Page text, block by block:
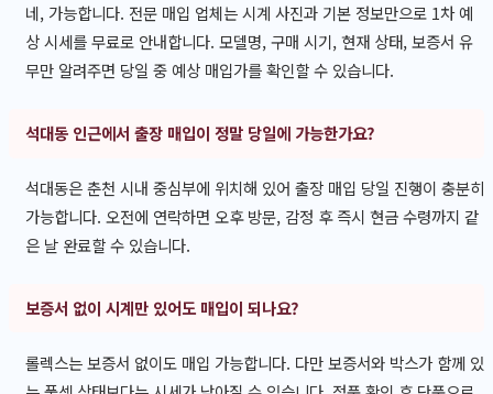
네, 가능합니다. 전문 매입 업체는 시계 사진과 기본 정보만으로 1차 예
상 시세를 무료로 안내합니다. 모델명, 구매 시기, 현재 상태, 보증서 유
무만 알려주면 당일 중 예상 매입가를 확인할 수 있습니다.
석대동 인근에서 출장 매입이 정말 당일에 가능한가요?
석대동은 춘천 시내 중심부에 위치해 있어 출장 매입 당일 진행이 충분히
가능합니다. 오전에 연락하면 오후 방문, 감정 후 즉시 현금 수령까지 같
은 날 완료할 수 있습니다.
보증서 없이 시계만 있어도 매입이 되나요?
롤렉스는 보증서 없이도 매입 가능합니다. 다만 보증서와 박스가 함께 있